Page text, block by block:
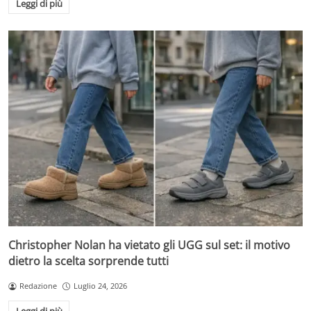
Leggi di più
Christopher Nolan ha vietato gli UGG sul set: il motivo
dietro la scelta sorprende tutti
Redazione Luglio 24, 2026